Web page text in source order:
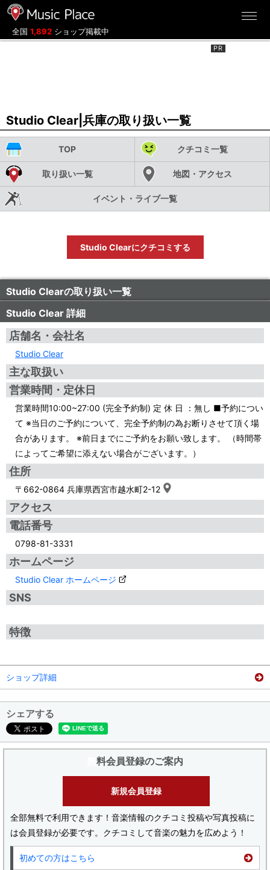
全国 1,892 ショップ掲載中
Studio Clear|兵庫の取り扱い一覧
TOP クチコミ一覧
取り扱い一覧 地図・アクセス
イベント・ライブ一覧
Studio Clearにクチコミする
Studio Clearの取り扱い一覧
Studio Clear 詳細
店舗名・会社名
Studio Clear
主な取扱い
営業時間・定休日
営業時間10:00~27:00 (完全予約制) 定 休 日 ：無し ■予約につい
て ※当日のご予約について、完全予約制の為お断りさせて頂く場
合があります。 ※前日までにご予約をお願い致します。 （時間帯
によってご希望に添えない場合がございます。）
住所
〒662-0864 兵庫県西宮市越水町2-12
アクセス
電話番号
0798-81-3331
ホームページ
Studio Clear ホームページ
SNS
特徴
ショップ詳細
シェアする
無料会員登録のご案内
新規会員登録
全部無料で利用できます！音楽情報のクチコミ投稿や写真投稿に
は会員登録が必要です。クチコミして音楽の魅力を広めよう！
初めての方はこちら